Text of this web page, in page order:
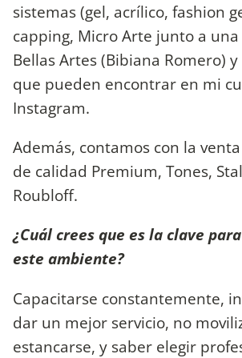
sistemas (gel, acrílico, fashion
capping, Micro Arte junto a
Bellas Artes (Bibiana Romero)
que pueden encontrar en mi
Instagram.
Además, contamos con la
de calidad Premium, Tones,
Roubloff.
¿Cuál crees que es la clave
este ambiente?
Capacitarse constantemente,
dar un mejor servicio, no
estancarse, y saber elegir